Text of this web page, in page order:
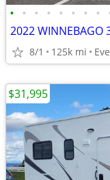
• • • • • • • •
2022 WINNEBAGO
8/1 125k mi
$31,995